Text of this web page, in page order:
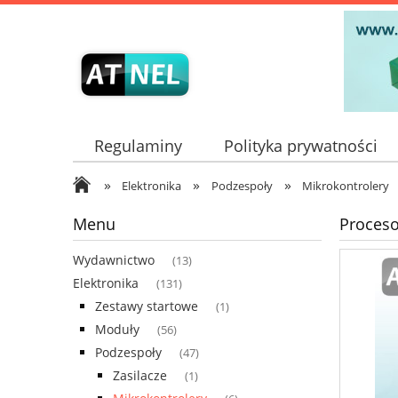
Regulaminy Polityka prywatności
» Elektronika » Podzespoły » Mikrokontrolery
Menu
Wydawnictwo (13)
Elektronika (131)
Zestawy startowe (1)
Moduły (56)
Podzespoły (47)
Zasilacze (1)